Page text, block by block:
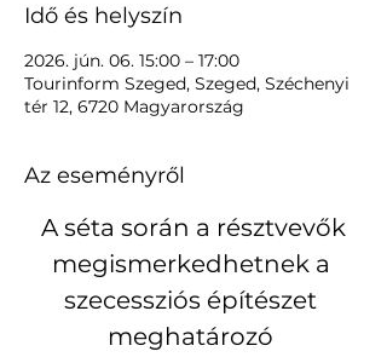
Idő és helyszín
2026. jún. 06. 15:00 – 17:00
Tourinform Szeged, Szeged, Széchenyi
tér 12, 6720 Magyarország
Az eseményről
A séta során a résztvevők
megismerkedhetnek a
szecessziós építészet
meghatározó